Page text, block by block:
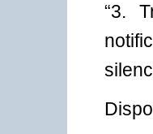
“3.